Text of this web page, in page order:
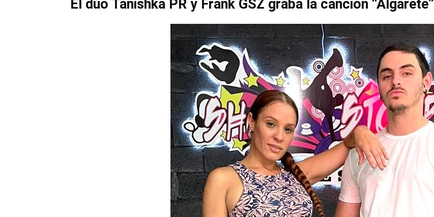
El dúo Tanishka PR y Frank GSZ graba la canción “Algarete”